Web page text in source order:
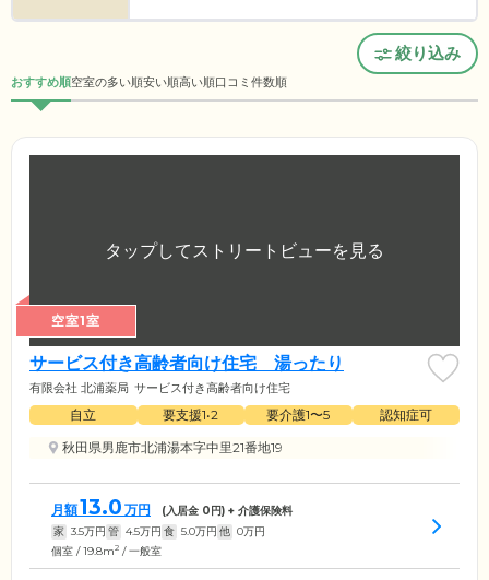
絞り込み
おすすめ順空室の多い順安い順高い順口コミ件数順
空室1室
サービス付き高齢者向け住宅 湯ったり
有限会社 北浦薬局 サービス付き高齢者向け住宅
自立 要支援1•2 要介護1〜5
認知症可
秋田県男鹿市北浦湯本字中里21番地19
月額13.0 万円 (入居金 0円) + 介護保険料
家 3.5万円 管 4.5万円 食 5.0万円 他 0万円
個室 / 19.8m2 / 一般室